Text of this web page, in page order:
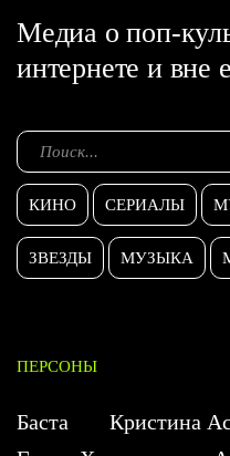
Медиа о поп-
интернете и вне
КИНО СЕРИАЛЫ
ЗВЕЗДЫ МУЗЫКА
ПЕРСОНЫ
Баста
Кристина